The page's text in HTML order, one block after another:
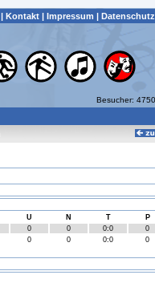
| Kontakt | Impressum | Datenschutz
Besucher:
U N T
P
0 0 0:0
0
0 0 0:0 0